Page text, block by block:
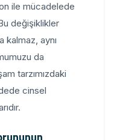
ile mücadelede
değişiklikler
kalmaz, aynı
da
tarzımızdaki
cinsel